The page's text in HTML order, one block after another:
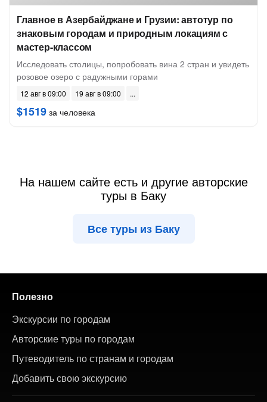
Главное в Азербайджане и Грузии: автотур по
знаковым городам и природным локациям с
мастер-классом
Исследовать столицы, попробовать вина 2 стран и увидеть
розовое озеро с радужными горами
12 авг в 09:00 19 авг в 09:00
$1519 за человека
На нашем сайте есть и другие авторские
туры в Баку
Все туры из Баку
Полезно
Экскурсии по городам
Авторские туры по городам
Путеводитель по странам и городам
Добавить свою экскурсию